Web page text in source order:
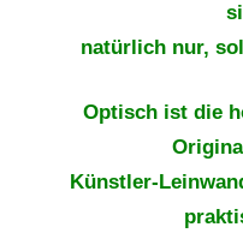
natürlich nur,
Optisch ist die
Künstler-